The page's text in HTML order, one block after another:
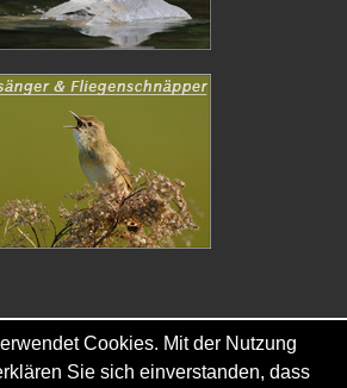
2026 - Gordana & Ralf Kistowski
Cookies. Mit der Nutzung
Sie sich einverstanden, dass